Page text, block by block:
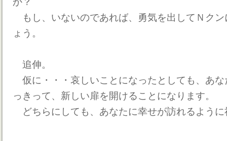
もし、いないのであれば、勇気を出してＮク
ょう。
追伸。
仮に・・・哀しいことになったとしても、あな
っきって、新しい扉を開けることになります。
どちらにしても、あなたに幸せが訪れるように